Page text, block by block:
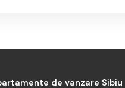
0785 822 822de vanzare Sibiu